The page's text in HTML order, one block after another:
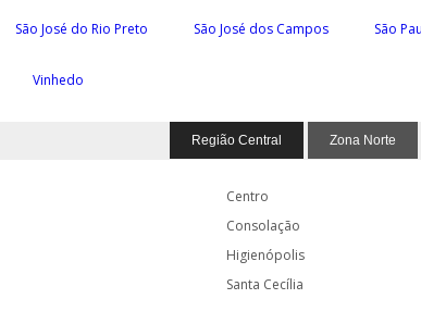
São José do Rio Preto São José dos Campos São
Vinhedo
Região Central Zona Norte
Centro
Consolação
Higienópolis
Santa Cecília